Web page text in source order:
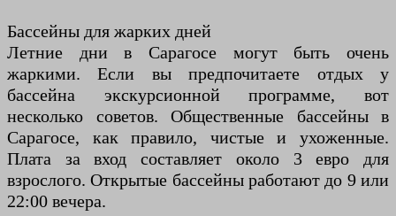
Бассейны для жарких дней
Летние дни в Сарагосе могут быть очень
жаркими. Если вы предпочитаете отдых у
бассейна экскурсионной программе, вот
несколько советов. Общественные бассейны в
Сарагосе, как правило, чистые и ухоженные.
Плата за вход составляет около 3 евро для
взрослого. Открытые бассейны работают до 9 или
22:00 вечера.